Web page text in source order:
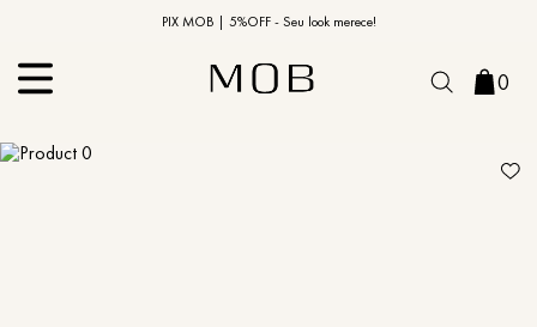
PIX MOB | 5%OFF - Seu look merece!
10% OFF na primeira compra | Cupom: BEMVINDO10*
0